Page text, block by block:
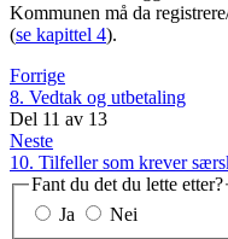
Kommunen må da
(se kapittel 4).
Forrige
8. Vedtak og utbetaling
Del 11 av 13
Neste
10. Tilfeller som krever
Fant du det du lette etter?
Ja
Nei